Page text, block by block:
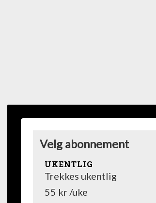
Velg abonnement
UKENTLIG
Trekkes ukentlig
55 kr /uke